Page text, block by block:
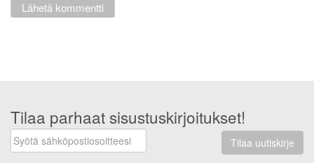
Tilaa parhaat sisustuskirjoitukset!
Tilaa uutiskirje